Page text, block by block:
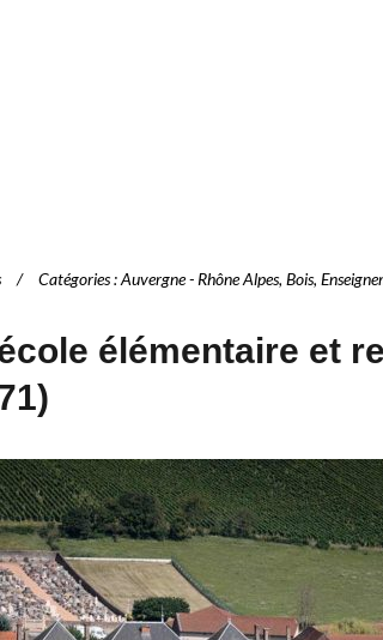
Catégories:Auvergne - Rhône Alpes, Bois,
élémentaire et